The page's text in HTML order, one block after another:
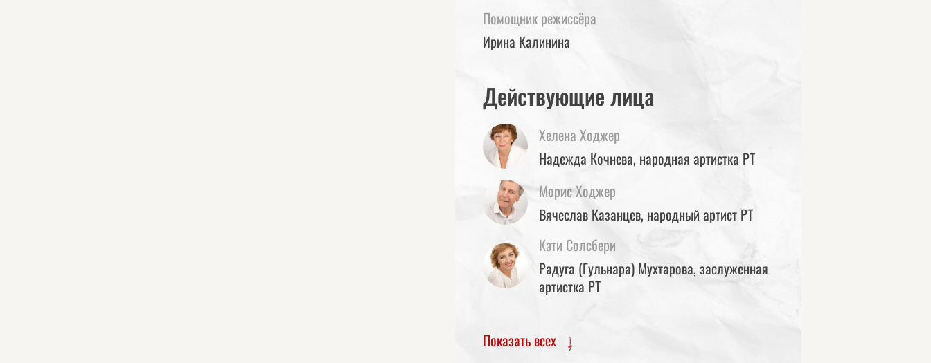
Помощник режиссёра
Ирина Калинина
Действующие лица
Хелена Ходжер
Надежда Кочнева, народная артистка РТ
Морис Ходжер
Вячеслав Казанцев, народный артист РТ
Кэти Солсбери
Радуга (Гульнара) Мухтарова, заслуженная
артистка РТ
Показать всех